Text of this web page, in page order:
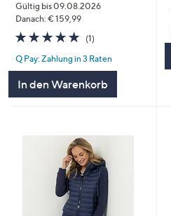
Gültig bis 09.08.2026
Danach: € 159,99
5.0
von
5
(1)1
Q Pay: Zahlung in 3 Raten
In den Warenkorb